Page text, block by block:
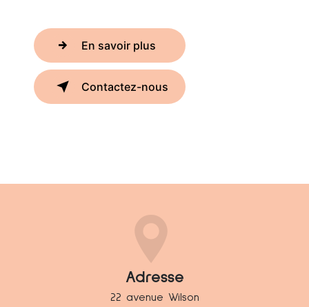
En savoir plus
Contactez-nous
Adresse
22 avenue Wilson